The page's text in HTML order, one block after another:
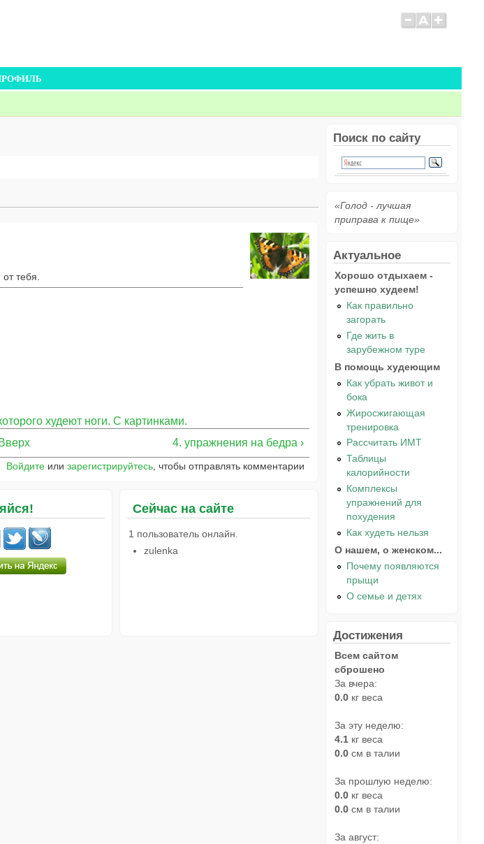
тебя.
худеют ноги. C картинками.
Вверх 4. упражнения на бедра ›
Войдите илизарегистрируйтесь , чтобы отправлять комментарии
Сейчас на сайте
1 пользователь онлайн.
zulenka
Поиск по сайту
«Голод - лучшая
приправа к пище»
Актуальное
Хорошо отдыхаем -
успешно худеем!
Как правильно
загорать
Где жить в
зарубежном туре
В помощь худеющим
Как убрать живот и
бока
Жиросжигающая
тренировка
Рассчитать ИМТ
Таблицы
калорийности
Комплексы
упражнений для
похудения
Как худеть нельзя
О нашем, о женском...
Почему появляются
прыщи
О семье и детях
Достижения
Всем сайтом
сброшено
За вчера:
0.0 кг веса
За эту неделю:
4.1 кг веса
0.0 см в талии
За прошлую неделю:
0.0 кг веса
0.0 см в талии
За август: